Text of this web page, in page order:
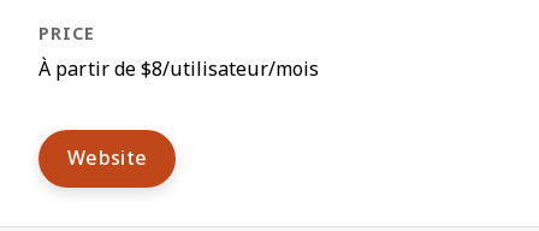
À partir de $8/utilisateur/mois
Website